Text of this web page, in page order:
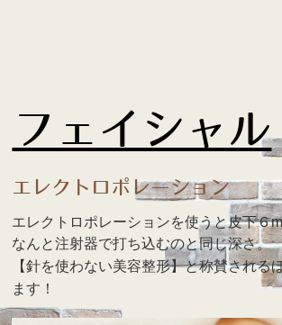
フェイシャル
エレクトロポレーション
エレクトロポレーションを使うと皮下６
なんと注射器で打ち込むのと同じ深さ。
【針を使わない美容整形】と称賛される
ます！